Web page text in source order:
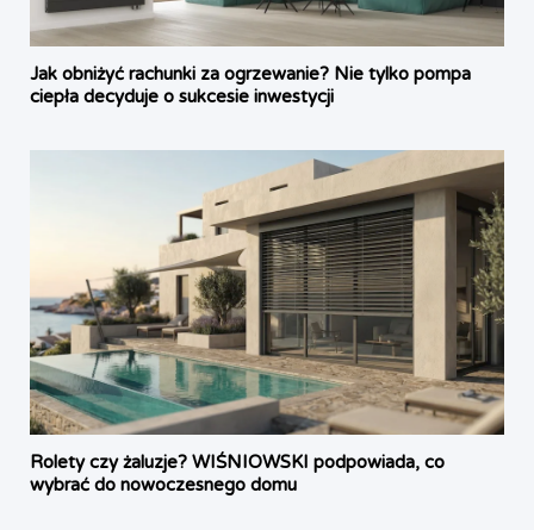
Jak obniżyć rachunki za ogrzewanie? Nie tylko pompa
ciepła decyduje o sukcesie inwestycji
Rolety czy żaluzje? WIŚNIOWSKI podpowiada, co
wybrać do nowoczesnego domu